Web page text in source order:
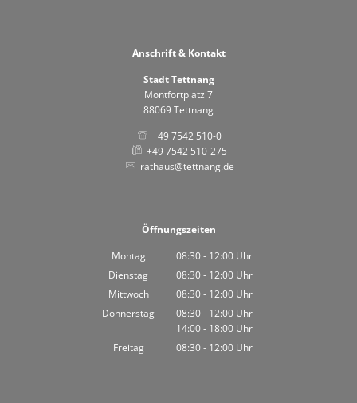
Anschrift & Kontakt
Stadt Tettnang
Montfortplatz 7
88069 Tettnang
+49 7542 510-0
+49 7542 510-275
rathaus@tettnang.de
Öffnungszeiten
Montag
08:30- 12:00 Uhr
Von 08:30 bis 12:00 Uhr
Dienstag 08:30- 12:00 Uhr
Von 08:30 bis 12:00 Uhr
Mittwoch 08:30- 12:00 Uhr
Von 08:30 bis 12:00 Uhr
Donnerstag 08:30- 12:00 Uhr
Von 08:30 bis 12:00 Uhr
14:00- 18:00 Uhr
Von 14:00 bis 18:00 Uhr
Freitag 08:30- 12:00 Uhr